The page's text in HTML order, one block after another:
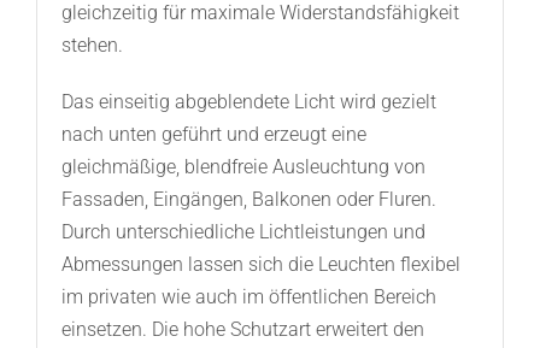
gleichzeitig für maximale Widerstandsfähigkeit
stehen.
Das einseitig abgeblendete Licht wird gezielt
nach unten geführt und erzeugt eine
gleichmäßige, blendfreie Ausleuchtung von
Fassaden, Eingängen, Balkonen oder Fluren.
Durch unterschiedliche Lichtleistungen und
Abmessungen lassen sich die Leuchten flexibel
im privaten wie auch im öffentlichen Bereich
einsetzen. Die hohe Schutzart erweitert den